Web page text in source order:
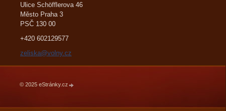
Ulice Schöfflerova 46
Město Praha 3
PSČ 130 00
+420 602129577
zeliska@volny.cz
© 2025 eStránky.cz